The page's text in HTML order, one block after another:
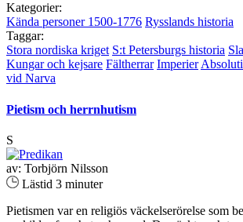
Kategorier:
Kända personer 1500-1776 Rysslands historia
Taggar:
Stora nordiska kriget S:t Petersburgs historia
Kungar och kejsare Fältherrar Imperier
vid Narva
Pietism och herrnhutism
S
av: Torbjörn Nilsson
Lästid 3 minuter
Pietismen var en religiös väckelserörelse som